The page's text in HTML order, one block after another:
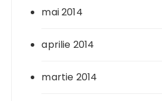
mai 2014
aprilie 2014
martie 2014